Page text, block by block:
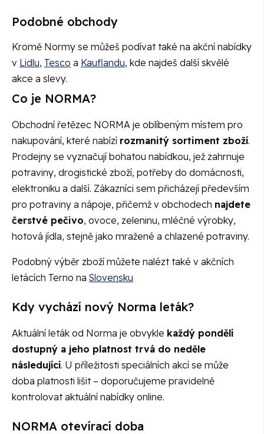
Podobné obchody
Kromě Normy se můžeš podívat také na akční nabídky
v Lidlu, Tesco a Kauflandu, kde najdeš další skvělé
akce a slevy.
Co je NORMA?
Obchodní řetězec NORMA je oblíbeným místem pro
nakupování, které nabízí rozmanitý sortiment zboží.
Prodejny se vyznačují bohatou nabídkou, jež zahrnuje
potraviny, drogistické zboží, potřeby do domácnosti,
elektroniku a další. Zákazníci sem přicházejí především
pro potraviny a nápoje, přičemž v obchodech najdete
čerstvé pečivo, ovoce, zeleninu, mléčné výrobky,
hotová jídla, stejně jako mražené a chlazené potraviny.
Podobný výběr zboží můžete nalézt také v akčních
letácích Terno na Slovensku
Kdy vychází nový Norma leták?
Aktuální leták od Norma je obvykle každý pondělí
dostupný a jeho platnost trvá do neděle
následující. U příležitosti speciálních akcí se může
doba platnosti lišit – doporučujeme pravidelně
kontrolovat aktuální nabídky online.
NORMA otevírací doba